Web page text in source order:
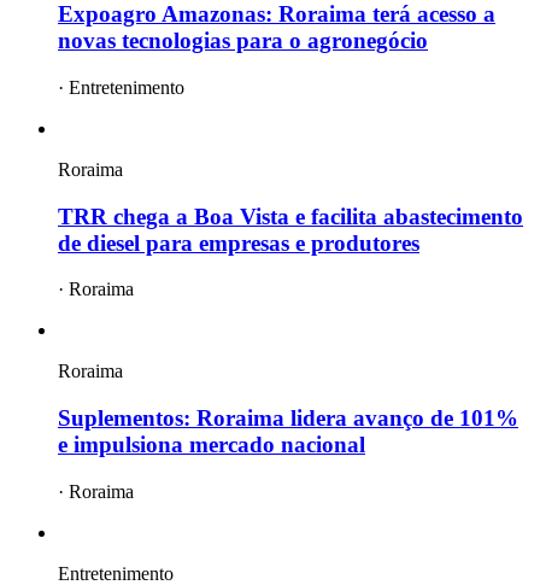
Expoagro Amazonas: Roraima terá acesso a
novas tecnologias para o agronegócio
· Entretenimento
Roraima
TRR chega a Boa Vista e facilita abastecimento
de diesel para empresas e produtores
· Roraima
Roraima
Suplementos: Roraima lidera avanço de 101%
e impulsiona mercado nacional
· Roraima
Entretenimento